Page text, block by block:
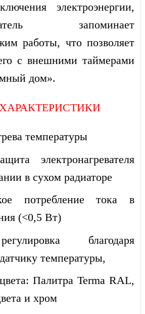
электроэнергии,
запоминает
работы, что позволяет
с внешними таймерами
дом».
температуры
электронагревателя
в сухом радиаторе
потребление тока в
(<0,5 Вт)
благодаря
температуры,
Палитра Terma RAL,
и хром